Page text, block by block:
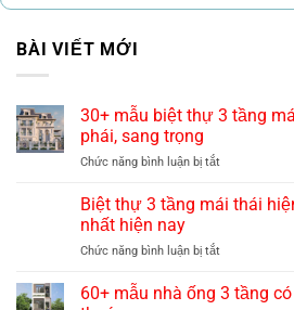
BÀI VIẾT MỚI
30+ mẫu biệt thự 3 tầng
phái, sang trọng
Chức năng bình luận bị tắtở
mẫu
3
mái
Biệt thự 3 tầng mái thái
nhất hiện nay
Chức năng bình luận bị tắtở
thự
60+ mẫu nhà ống 3 tầng